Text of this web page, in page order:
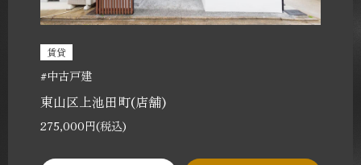
賃貸
#中古戸建
東山区上池田町(店舗)
275,000円(税込)